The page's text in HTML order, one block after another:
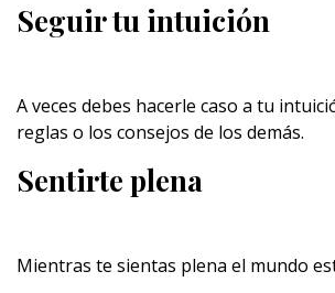
Seguir tu intuición
A veces debes hacerle caso a tu
reglas o los consejos de los demás.
Sentirte plena
Mientras te sientas plena el mundo